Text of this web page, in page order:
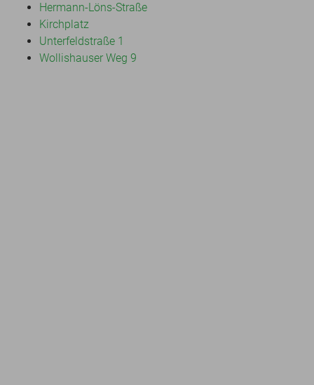
Hermann-Löns-Straße
Kirchplatz
Unterfeldstraße 1
Wollishauser Weg 9